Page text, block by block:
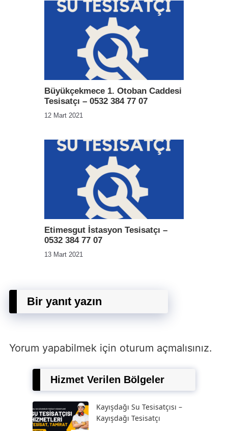
Büyükçekmece 1. Otoban Caddesi
Tesisatçı – 0532 384 77 07
12 Mart 2021
Etimesgut İstasyon Tesisatçı –
0532 384 77 07
13 Mart 2021
Bir yanıt yazın
Yorum yapabilmek için oturum açmalısınız.
Hizmet Verilen Bölgeler
Kayışdağı Su Tesisatçısı –
Kayışdağı Tesisatçı